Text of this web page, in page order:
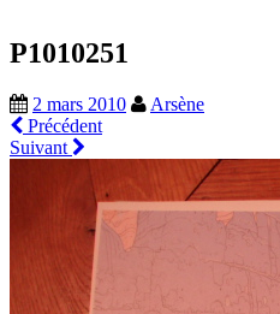
P1010251
2 mars 2010
Arsène
Précédent
Suivant